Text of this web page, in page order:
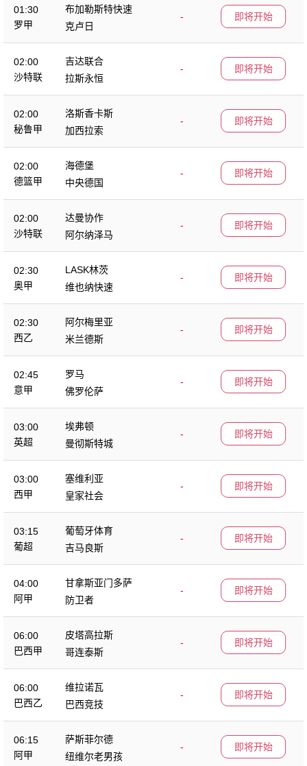
01:30
罗甲
布加勒斯特快速
-
克卢日
即将开始
02:00
沙特联
吉达联合
-
拉斯永恒
即将开始
02:00
秘鲁甲
洛斯香卡斯
-
加西拉索
即将开始
02:00
德篮甲
海德堡
-
中央德国
即将开始
02:00
沙特联
达曼协作
-
阿尔纳泽马
即将开始
02:30
奥甲
LASK林茨
-
维也纳快速
即将开始
02:30
西乙
阿尔梅里亚
-
米兰德斯
即将开始
02:45
意甲
罗马
-
佛罗伦萨
即将开始
03:00
英超
埃弗顿
-
曼彻斯特城
即将开始
03:00
西甲
塞维利亚
-
皇家社会
即将开始
03:15
葡超
葡萄牙体育
-
吉马良斯
即将开始
04:00
阿甲
甘拿斯亚门多萨
-
防卫者
即将开始
06:00
巴西甲
皮塔高拉斯
-
哥连泰斯
即将开始
06:00
巴西乙
维拉诺瓦
-
巴西竞技
即将开始
06:15
阿甲
萨斯菲尔德
-
纽维尔老男孩
即将开始